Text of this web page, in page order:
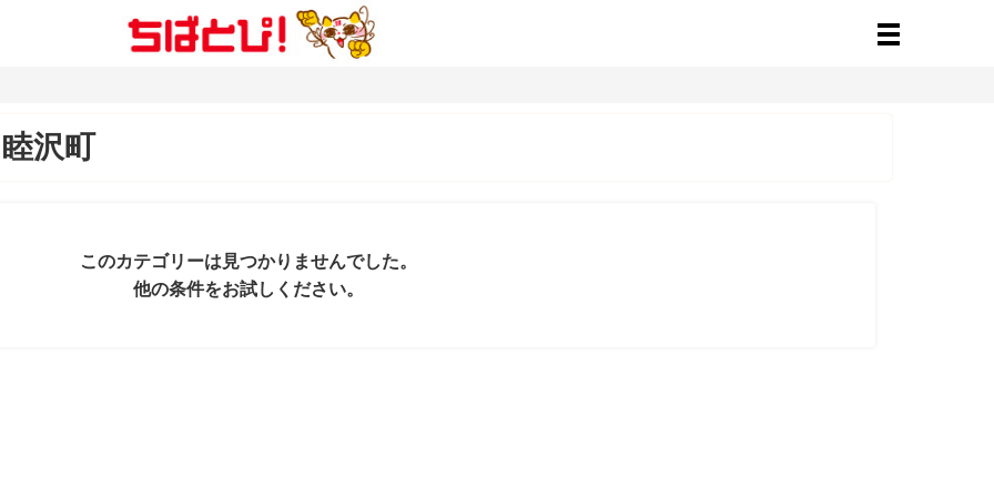
睦沢町
このカテゴリーは見つかりませんでした。
他の条件をお試しください。